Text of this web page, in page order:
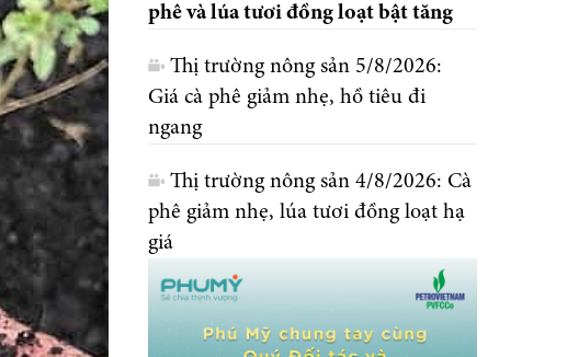
phê và lúa tươi đồng loạt bật tăng
Thị trường nông sản 5/8/2026:
Giá cà phê giảm nhẹ, hồ tiêu đi
ngang
Thị trường nông sản 4/8/2026: Cà
phê giảm nhẹ, lúa tươi đồng loạt hạ
giá